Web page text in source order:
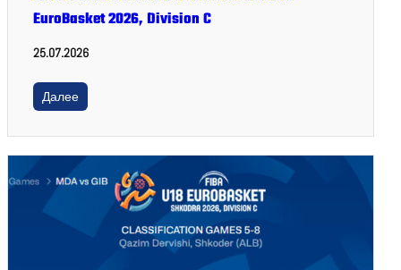
EuroBasket 2026, Division C
25.07.2026
Далее